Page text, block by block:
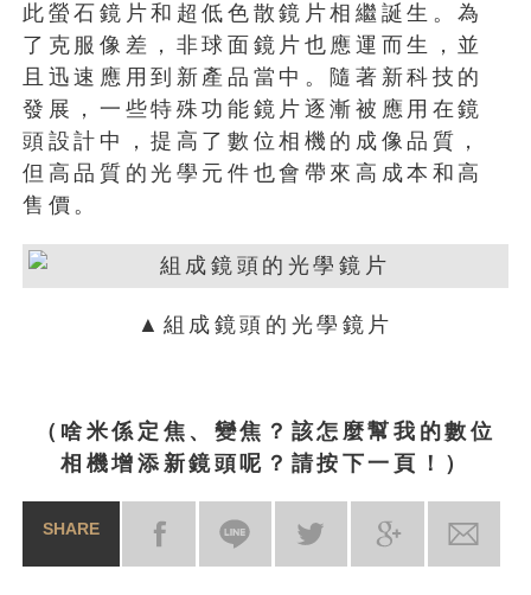
此螢石鏡片和超低色散鏡片相繼誕生。為
了克服像差，非球面鏡片也應運而生，並
且迅速應用到新產品當中。隨著新科技的
發展，一些特殊功能鏡片逐漸被應用在鏡
頭設計中，提高了數位相機的成像品質，
但高品質的光學元件也會帶來高成本和高
售價。
▲組成鏡頭的光學鏡片
（啥米係定焦、變焦？該怎麼幫我的數位
相機增添新鏡頭呢？請按下一頁！）
SHARE